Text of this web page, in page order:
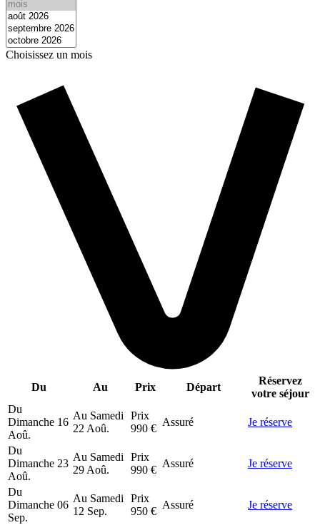
Choisissez un mois
Du Au Prix Départ
Réservez
votre séjour
Du
Dimanche 16
Aoû.
Au Samedi
22 Aoû.
Prix
990 €
Assuré Je réserve
Du
Dimanche 23
Aoû.
Au Samedi
29 Aoû.
Prix
990 €
Assuré Je réserve
Du
Dimanche 06
Sep.
Au Samedi
12 Sep.
Prix
950 €
Assuré Je réserve